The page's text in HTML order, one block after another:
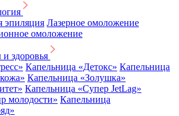
эпиляция Лазерное омоложение
омоложение
здоровья
Капельница «Детокс» Капельница
Капельница «Золушка»
Капельница «Супер JetLag»
молодости» Капельница